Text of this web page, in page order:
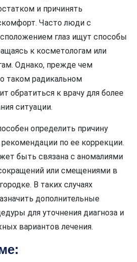
и причинять
Часто люди с
глаз ищут способы
к косметологам или
Однако, прежде чем
таком радикальном
обратиться к врачу для более
ситуации.
определить причину
по ее коррекции.
быть связана с аномалиями
или смещениями в
В таких случаях
дополнительные
для уточнения диагноза и
вариантов лечения.